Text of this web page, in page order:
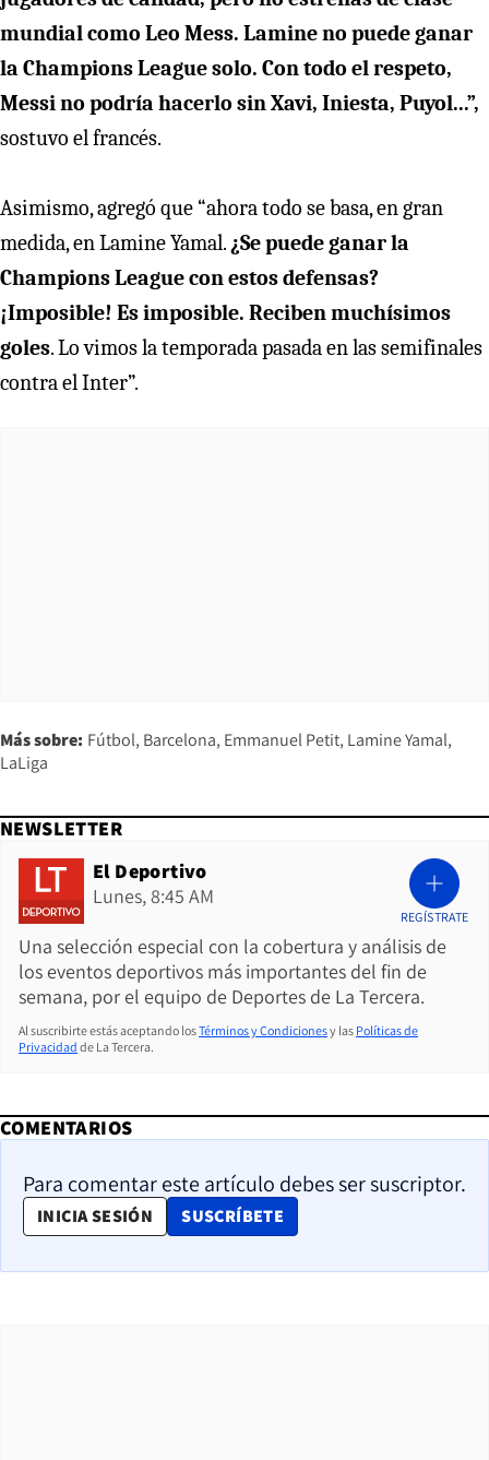
mundial como Leo Mess. Lamine no puede ganar
la Champions League solo. Con todo el respeto,
Messi no podría hacerlo sin Xavi, Iniesta, Puyol...”,
sostuvo el francés.
Asimismo, agregó que “ahora todo se basa, en gran
medida, en Lamine Yamal. ¿Se puede ganar la
Champions League con estos defensas?
¡Imposible! Es imposible. Reciben muchísimos
goles. Lo vimos la temporada pasada en las semifinales
contra el Inter”.
Más sobre: Fútbol Barcelona Emmanuel Petit Lamine Yamal
LaLiga
NEWSLETTER
El Deportivo
Lunes, 8:45 AM
Una selección especial con la cobertura y análisis de
los eventos deportivos más importantes del fin de
semana, por el equipo de Deportes de La Tercera.
REGÍSTRATE
Al suscribirte estás aceptando losTérminos y Condicionesy las Políticas de
Privacidad de La Tercera.
COMENTARIOS
Para comentar este artículo debes ser suscriptor.
INICIA SESIÓN SUSCRÍBETE
OPENS IN NEW WINDOW